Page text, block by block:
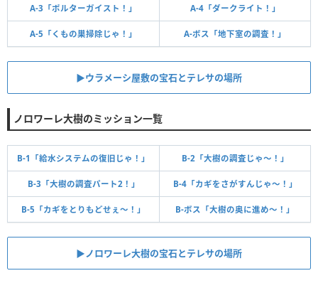
A-3「ポルターガイスト！」 A-4「ダークライト！」
A-5「くもの巣掃除じゃ！」 A-ボス「地下室の調査！」
▶︎ウラメーシ屋敷の宝石とテレサの場所
ノロワーレ大樹のミッション一覧
B-1「給水システムの復旧じゃ！」 B-2「大樹の調査じゃ～！」
B-3「大樹の調査パート2！」 B-4「カギをさがすんじゃ～！」
B-5「カギをとりもどせぇ～！」 B-ボス「大樹の奥に進め～！」
▶︎ノロワーレ大樹の宝石とテレサの場所